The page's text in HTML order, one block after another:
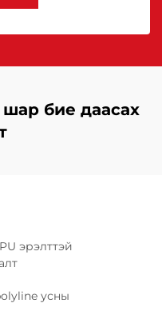
шар бие даасах
эрэлттэй
усны